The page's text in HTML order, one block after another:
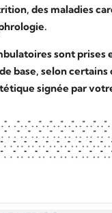
des maladies
sont prises
base, selon
signée par